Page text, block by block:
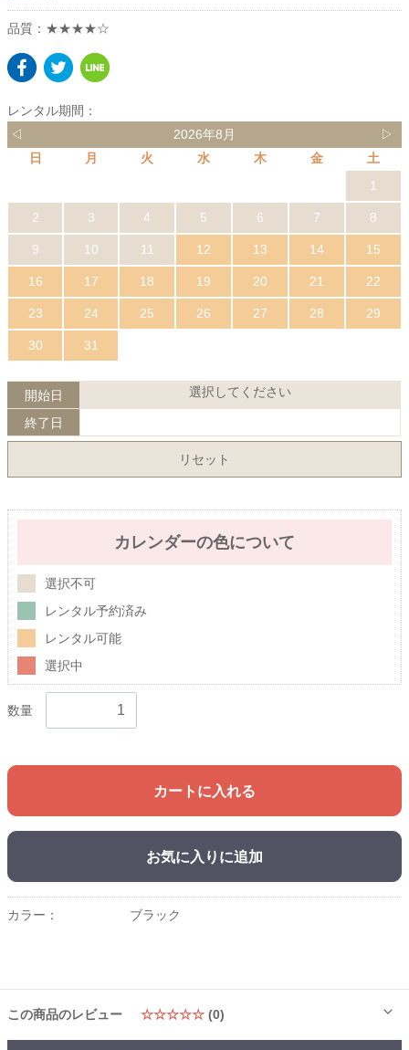
品質：★★★★☆
レンタル期間：
◁
2026年8月
▷
日
月 火 水 木 金
土
1
2 3 4 5 6 7 8
9 10 11 12 13 14 15
16 17 18 19 20 21 22
23 24 25 26 27 28 29
30 31
開始日 選択してください
終了日
リセット
カレンダーの色について
選択不可
レンタル予約済み
レンタル可能
選択中
数量
カートに入れる
お気に入りに追加
カラー： ブラック
この商品のレビュー ☆☆☆☆☆ (0)